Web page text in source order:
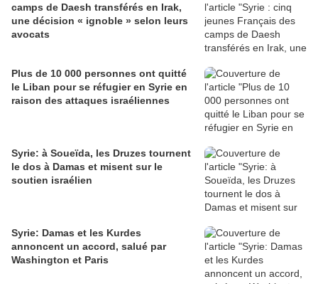
camps de Daesh transférés en Irak,
une décision « ignoble » selon leurs
avocats
Plus de 10 000 personnes ont quitté
le Liban pour se réfugier en Syrie en
raison des attaques israéliennes
Syrie: à Soueïda, les Druzes tournent
le dos à Damas et misent sur le
soutien israélien
Syrie: Damas et les Kurdes
annoncent un accord, salué par
Washington et Paris